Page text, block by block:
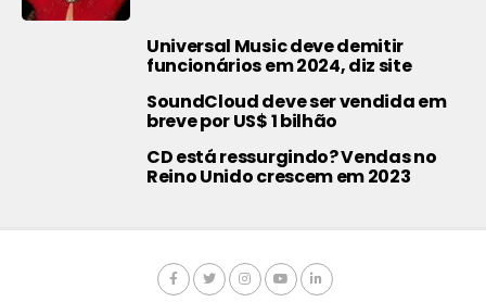
Universal Music deve demitir
funcionários em 2024, diz site
SoundCloud deve ser vendida em
breve por US$ 1 bilhão
CD está ressurgindo? Vendas no
Reino Unido crescem em 2023